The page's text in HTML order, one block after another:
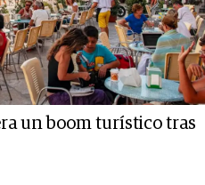
un boom turístico tras